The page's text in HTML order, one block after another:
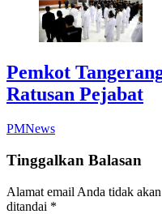
Pemkot
Ratusan Pejabat
PMNews
Tinggalkan Balasan
Alamat email Anda tidak
ditandai *